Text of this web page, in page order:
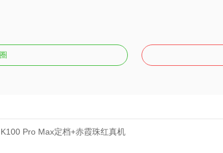
Pro Max定档+赤霞珠红真机